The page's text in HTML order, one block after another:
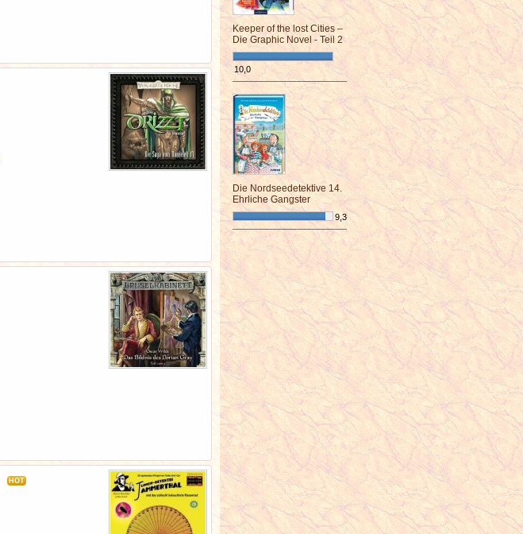
HOT
Keeper of the lost Cities –
Die Graphic Novel - Teil 2
10,0
¯¯¯¯¯¯¯¯¯¯¯¯¯¯¯¯¯¯¯¯¯¯¯¯
Die Nordseedetektive 14.
Ehrliche Gangster
9,3
¯¯¯¯¯¯¯¯¯¯¯¯¯¯¯¯¯¯¯¯¯¯¯¯